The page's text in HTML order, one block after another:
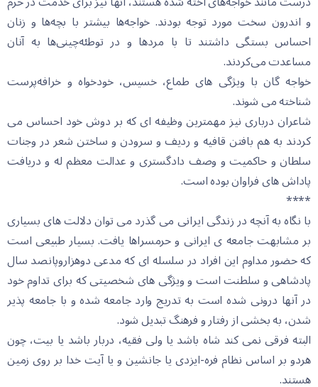
و اندرون سخت مورد توجه بودند. خواجه‌ها بیشتر با بچه‌ها و زنان
احساس بستگی داشتند تا با مردها و در توطئه‌چینی‌ها به آنان
مساعدت می‌کردند.
خواجه گان با ویژگی های طماع، خسیس، خودخواه و خرافه‌پرست
شناخته می شوند.
شاعران درباری نیز مهمترین وظیفه ای که بر دوش خود احساس می
کردند به هم بافتن قافیه و ردیف و سرودن و ساختن شعر در وجنات
سلطان و حاکمیت و وصف دادگستری و عدالت معظم له و دریافت
پاداش های فراوان بوده است.
****
با نگاه به آنچه در زندگی ایرانی می گذرد می توان دلالت های بسیاری
بر مشابهت جامعه ی ایرانی و حرمسراها یافت. بسیار طبیعی است
که حضور مداوم این افراد در سلسله ای که مدعی دوهزاروپانصد سال
پادشاهی و سلطنت است و ویژگی های شخصیتی که برای تداوم خود
در آنها درونی شده است به تدریج وارد جامعه شده و با جامعه پذیر
شدن، به بخشی از رفتار و فرهنگ تبدیل شود.
البته فرقی نمی کند شاه باشد یا ولی فقیه، دربار باشد یا بیت، چون
هردو بر اساس نظام فره-ایزدی یا جانشین و یا آیت خدا بر روی زمین
هستند.